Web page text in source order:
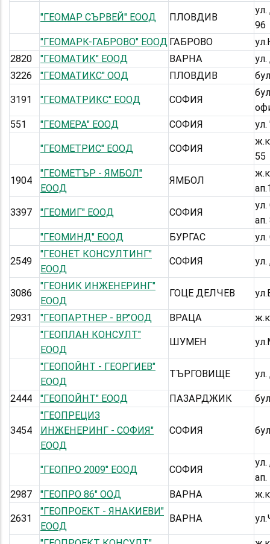
"ГЕОМАР СЪРВЕЙ" ЕООД ПЛОВДИВ
96
"ГЕОМАРК-ГАБРОВО" ЕООД ГАБРОВО
2820
"ГЕОМАТИК" ЕООД ВАРНА
3226
"ГЕОМАТИКС" ООД ПЛОВДИВ
3191 "ГЕОМАТРИКС" ЕООД СОФИЯ
551
"ГЕОМЕРА" ЕООД СОФИЯ
"ГЕОМЕТРИС" ЕООД СОФИЯ
55
1904
"ГЕОМЕТЪР - ЯМБОЛ"
ЕООД
ЯМБОЛ
3397 "ГЕОМИГ" ЕООД СОФИЯ
ап.
"ГЕОМИНД" ЕООД
БУРГАС
2549
"ГЕОНЕТ КОНСУЛТИНГ"
ЕООД
СОФИЯ
3086
"ГЕОНИК ИНЖЕНЕРИНГ"
ЕООД
ГОЦЕ ДЕЛЧЕВ
2931 "ГЕОПАРТНЕР - ВР."ООД ВРАЦА
"ГЕОПЛАН КОНСУЛТ"
ЕООД
ШУМЕН
"ГЕОПОЙНТ - ГЕОРГИЕВ"
ЕООД
ТЪРГОВИЩЕ
2444 "ГЕОПОЙНТ" ЕООД ПАЗАРДЖИК
3454
"ГЕОПРЕЦИЗ
ИНЖЕНЕРИНГ - СОФИЯ"
ЕООД
СОФИЯ
"ГЕОПРО 2009" ЕООД СОФИЯ
ул.
ап.
2987
"ГЕОПРО 86" ООД ВАРНА
2631
"ГЕОПРОЕКТ - ЯНАКИЕВИ"
ЕООД
ВАРНА